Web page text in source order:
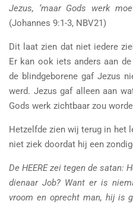
Jezus, ‘maar Gods werk
(Johannes 9:1-3, NBV21)
Dit laat zien dat niet iedere
Er kan ook iets anders aan
de blindgeborene gaf Jezus
werd. Jezus gaf alleen aan
Gods werk zichtbaar zou
Hetzelfde zien wij terug in het
niet ziek doordat hij een
De HEERE zei tegen de satan:
dienaar Job? Want er is
vroom en oprecht man, hij is